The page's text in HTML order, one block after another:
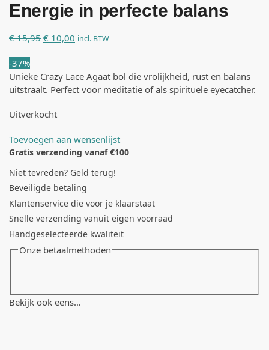
Energie in perfecte balans
€15,95 € 10,00 incl. BTW
-37%
Unieke Crazy Lace Agaat bol die vrolijkheid, rust en balans
uitstraalt. Perfect voor meditatie of als spirituele eyecatcher.
Uitverkocht
Toevoegen aan wensenlijst
Gratis verzending vanaf €100
Niet tevreden? Geld terug!
Beveiligde betaling
Klantenservice die voor je klaarstaat
Snelle verzending vanuit eigen voorraad
Handgeselecteerde kwaliteit
Onze betaalmethoden
Bekijk ook eens…